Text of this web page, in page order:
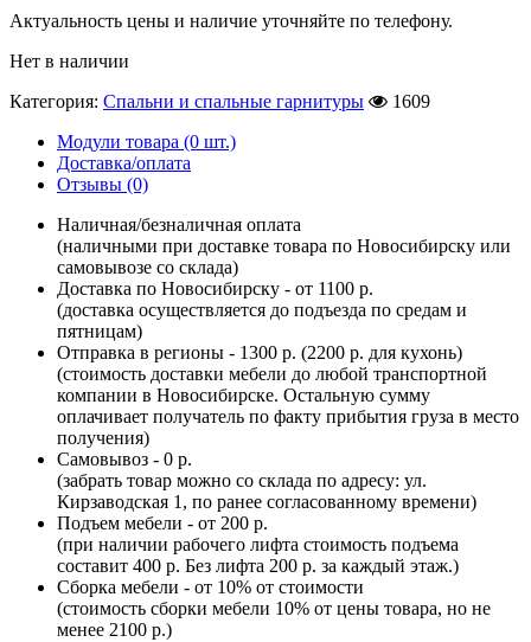
Актуальность цены и наличие уточняйте по телефону.
Нет в наличии
Категория: Спальни и спальные гарнитуры
1609
Модули товара (0 шт.)
Доставка/оплата
Отзывы (0)
Наличная/безналичная оплата
(наличными при доставке товара по Новосибирску или
самовывозе со склада)
Доставка по Новосибирску - от 1100 р.
(доставка осуществляется до подъезда по средам и
пятницам)
Отправка в регионы - 1300 р. (2200 р. для кухонь)
(стоимость доставки мебели до любой транспортной
компании в Новосибирске. Остальную сумму
оплачивает получатель по факту прибытия груза в место
получения)
Самовывоз - 0 р.
(забрать товар можно со склада по адресу: ул.
Кирзаводская 1, по ранее согласованному времени)
Подъем мебели - от 200 р.
(при наличии рабочего лифта стоимость подъема
составит 400 р. Без лифта 200 р. за каждый этаж.)
Сборка мебели - от 10% от стоимости
(стоимость сборки мебели 10% от цены товара, но не
менее 2100 р.)